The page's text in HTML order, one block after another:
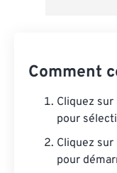
Comment
Cliquez
pour
Cliquez
pour